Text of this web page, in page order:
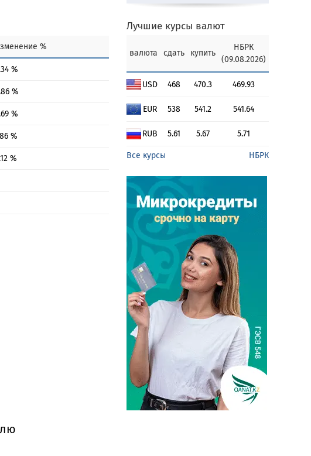
%
%
%
%
%
%
Лучшие курсы валют
валюта сдать купить
НБРК
(09.08.2026)
USD 468 470.3 469.93
EUR 538 541.2 541.64
RUB 5.61 5.67 5.71
Все курсы НБРК